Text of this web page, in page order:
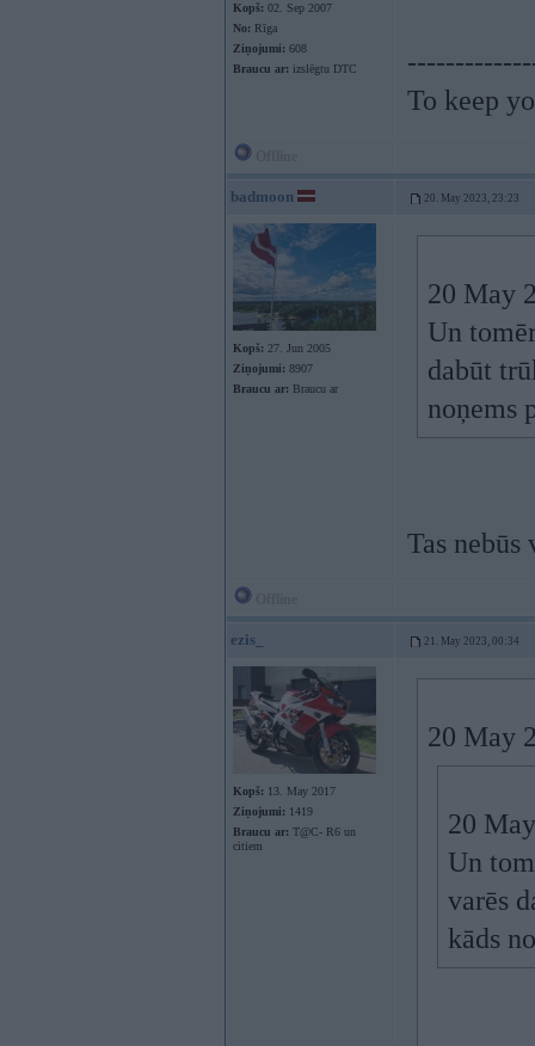
Kopš: 02. Sep 2007
No: Rīga
Ziņojumi: 608
Braucu ar: izslēgtu DTC
To keep
badmoon 20. May 2023, 23:23
Kopš: 27. Jun 2005
Ziņojumi: 8907
Braucu ar: Braucu ar
20 May
Un
dabūt
noņems
Tas
ezis_ 21. May 2023, 00:34
Kopš: 13. May 2017
Ziņojumi: 1419
Braucu ar: T@C- R6 un
citiem
20 May
20
Un
varēs
kāds